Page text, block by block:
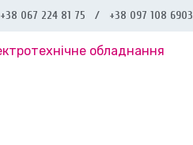
+38 067 224 81 75 / +38 097 108 6903